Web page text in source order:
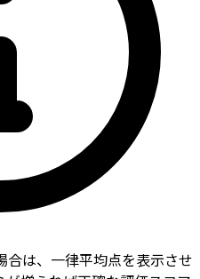
は、一律平均点を表示させ